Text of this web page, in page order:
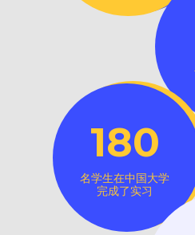
180
名学生在中国大学
完成了实习